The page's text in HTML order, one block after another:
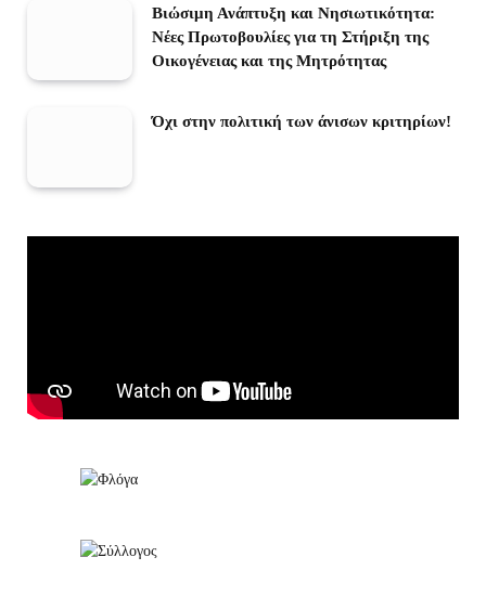
Βιώσιμη Ανάπτυξη και Νησιωτικότητα:
Νέες Πρωτοβουλίες για τη Στήριξη της
Οικογένειας και της Μητρότητας
Όχι στην πολιτική των άνισων κριτηρίων!